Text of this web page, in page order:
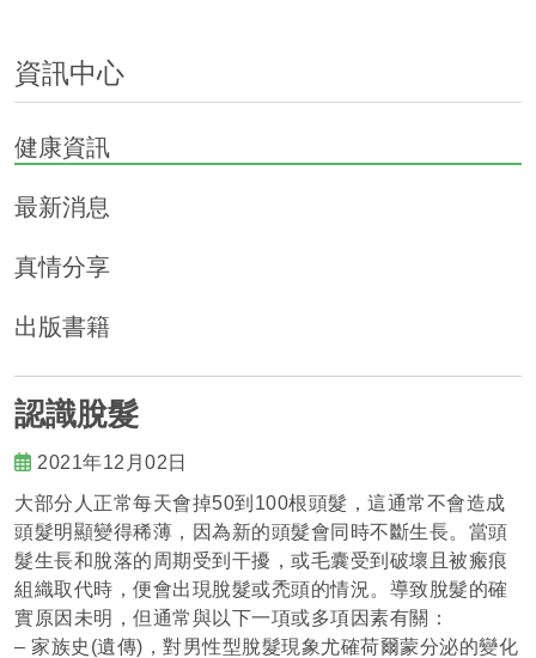
資訊中心
健康資訊
最新消息
真情分享
出版書籍
認識脫髮
2021年12月02日
大部分人正常每天會掉50到100根頭髮，這通常不會造成
頭髮明顯變得稀薄，因為新的頭髮會同時不斷生長。當頭
髮生長和脫落的周期受到干擾，或毛囊受到破壞且被瘢痕
組織取代時，便會出現脫髮或禿頭的情況。導致脫髮的確
實原因未明，但通常與以下一項或多項因素有關：
– 家族史(遺傳)，對男性型脫髮現象尤確荷爾蒙分泌的變化